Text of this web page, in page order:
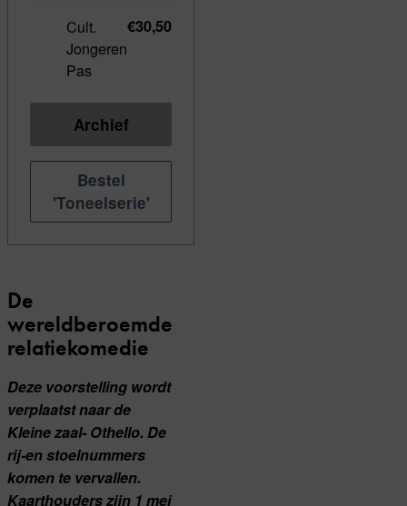
Cult.
Jongeren
Pas
€30,50
Archief
Bestel
'Toneelserie'
De
wereldberoemde
relatiekomedie
Deze voorstelling wordt
verplaatst naar de
Kleine zaal- Othello. De
rij-en stoelnummers
komen te vervallen.
Kaarthouders zijn 1 mei